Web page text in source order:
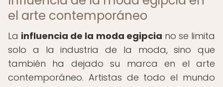
el arte contemporáneo
La influencia de la moda egipcia no se limita
solo a la industria de la moda, sino que
también ha dejado su marca en el arte
contemporáneo. Artistas de todo el mundo